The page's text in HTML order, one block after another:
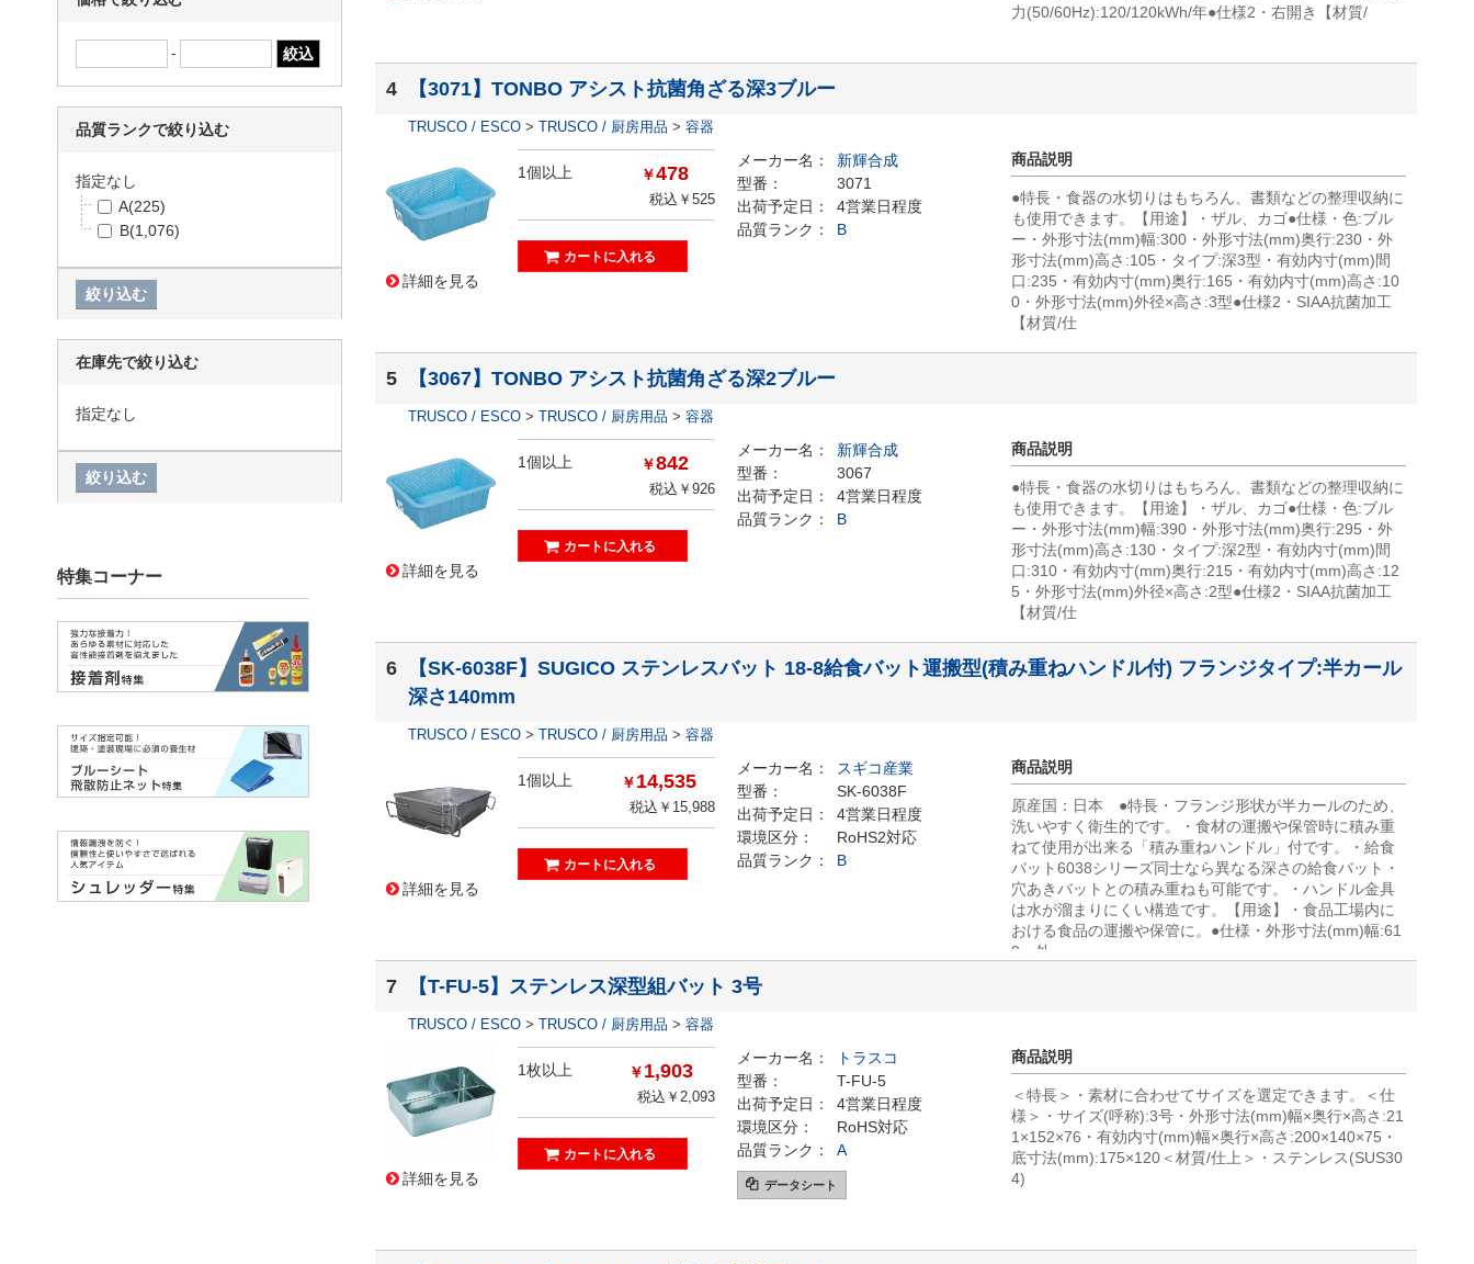
力(50/60Hz):120/120kWh/年●仕様2・右開き【材質/
4 【3071】TONBO アシスト抗菌角ざる深3ブルー
TRUSCO / ESCO > TRUSCO / 厨房用品 > 容器
詳細を見る
1個以上 ￥478
税込￥525
メーカー名：
新輝合成
型番：
3071
出荷予定日：
4営業日程度
品質ランク：
B
商品説明
●特長・食器の水切りはもちろん、書類などの整理収納に
も使用できます。【用途】・ザル、カゴ●仕様・色:ブル
ー・外形寸法(mm)幅:300・外形寸法(mm)奥行:230・外
形寸法(mm)高さ:105・タイプ:深3型・有効内寸(mm)間
口:235・有効内寸(mm)奥行:165・有効内寸(mm)高さ:10
0・外形寸法(mm)外径×高さ:3型●仕様2・SIAA抗菌加工
【材質/仕
5 【3067】TONBO アシスト抗菌角ざる深2ブルー
TRUSCO / ESCO > TRUSCO / 厨房用品 > 容器
詳細を見る
1個以上 ￥842
税込￥926
メーカー名：
新輝合成
型番：
3067
出荷予定日：
4営業日程度
品質ランク：
B
商品説明
●特長・食器の水切りはもちろん、書類などの整理収納に
も使用できます。【用途】・ザル、カゴ●仕様・色:ブル
ー・外形寸法(mm)幅:390・外形寸法(mm)奥行:295・外
形寸法(mm)高さ:130・タイプ:深2型・有効内寸(mm)間
口:310・有効内寸(mm)奥行:215・有効内寸(mm)高さ:12
5・外形寸法(mm)外径×高さ:2型●仕様2・SIAA抗菌加工
【材質/仕
6
【SK-6038F】SUGICO ステンレスバット 18-8給食バット運搬型(積み重ねハンドル付) フランジタイプ:半カール
深さ140mm
TRUSCO / ESCO > TRUSCO / 厨房用品 > 容器
詳細を見る
1個以上 ￥14,535
税込￥15,988
メーカー名：
スギコ産業
型番：
SK-6038F
出荷予定日：
4営業日程度
環境区分：
RoHS2対応
品質ランク：
B
商品説明
原産国：日本 ●特長・フランジ形状が半カールのため、
洗いやすく衛生的です。・食材の運搬や保管時に積み重
ねて使用が出来る「積み重ねハンドル」付です。・給食
バット6038シリーズ同士なら異なる深さの給食バット・
穴あきバットとの積み重ねも可能です。・ハンドル金具
は水が溜まりにくい構造です。【用途】・食品工場内に
おける食品の運搬や保管に。●仕様・外形寸法(mm)幅:61
9・外
7 【T-FU-5】ステンレス深型組バット 3号
TRUSCO / ESCO > TRUSCO / 厨房用品 > 容器
詳細を見る
1枚以上 ￥1,903
税込￥2,093
メーカー名：
トラスコ
型番：
T-FU-5
出荷予定日：
4営業日程度
環境区分：
RoHS対応
品質ランク：
A
データシート
商品説明
＜特長＞・素材に合わせてサイズを選定できます。＜仕
様＞・サイズ(呼称):3号・外形寸法(mm)幅×奥行×高さ:21
1×152×76・有効内寸(mm)幅×奥行×高さ:200×140×75・
底寸法(mm):175×120＜材質/仕上＞・ステンレス(SUS30
4)
東レ(9)
ユニ・チャーム
サンコーテクノ(7)
伊勢藤(7)
日東金属工業
積水テクノ成型
三洋化成
サンプラテック(5)
サンクラフト
ハリオサイエンス(4)
柴田科学(4)
クレハトレーディング
サンワ
エフピコ商事
川西工業
PBスイスツールズ
(1)
SANEI(1)
オカモト
ミツギロン(1)
ワタナベ工業
(1)
三甲 (1)
東製作所(1)
王子ネピア
-
品質ランクで絞り込む
指定なし
A(225)
B(1,076)
在庫先で絞り込む
指定なし